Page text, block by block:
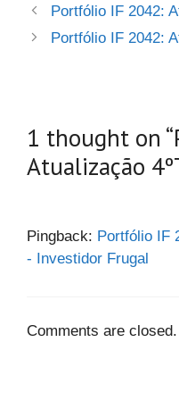
Portfólio IF 2042:
Portfólio IF 2042:
1 thought on
Atualização
Pingback: Portfólio IF
- Investidor Frugal
Comments are closed.